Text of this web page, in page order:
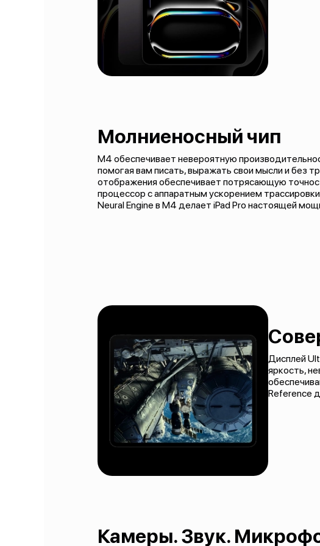
Молниеносный чип
M4 обеспечивает невероятную
помогая вам писать, выражать свои мысли и без
отображения обеспечивает потрясающую
процессор с аппаратным ускорением
Neural Engine в M4 делает iPad Pro настоящей
Дисплей
яркость,
Reference
Камеры. Звук.